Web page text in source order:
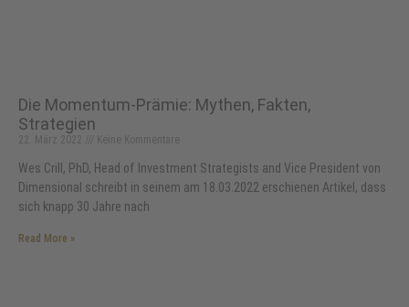
Die Momentum-Prämie: Mythen, Fakten,
Strategien
22. März 2022 Keine Kommentare
Wes Crill, PhD, Head of Investment Strategists and Vice President von
Dimensional schreibt in seinem am 18.03.2022 erschienen Artikel, dass
sich knapp 30 Jahre nach
Read More »